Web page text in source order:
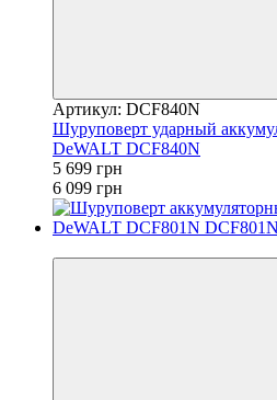
Артикул: DCF840N
Шуруповерт ударный
DeWALT DCF840N
5 699 грн
6 099 грн